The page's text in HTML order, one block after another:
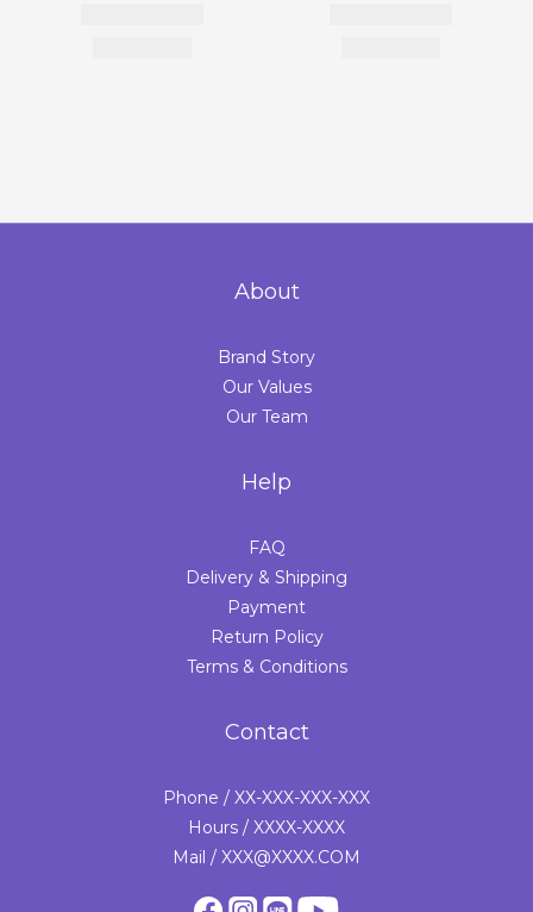
About
Brand Story
Our Values
Our Team
Help
FAQ
Delivery & Shipping
Payment
Return Policy
Terms & Conditions
Contact
Phone / XX-XXX-XXX-XXX
Hours / XXXX-XXXX
Mail / XXX@XXXX.COM